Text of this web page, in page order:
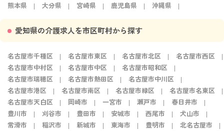
熊本県
大分県 宮崎県 鹿児島県 沖縄県
愛知県の介護求人を市区町村から探す
名古屋市千種区 名古屋市東区 名古屋市北区
名古屋市西区
名古屋市中村区
名古屋市中区
名古屋市昭和区
名古屋市瑞穂区
名古屋市熱田区
名古屋市中川区
名古屋市港区
名古屋市南区 名古屋市緑区
名古屋市名東区
名古屋市天白区
岡崎市 一宮市 瀬戸市
春日井市
豊川市
刈谷市 豊田市 安城市 西尾市
犬山市
常滑市
稲沢市 新城市 東海市 豊明市
北名古屋市